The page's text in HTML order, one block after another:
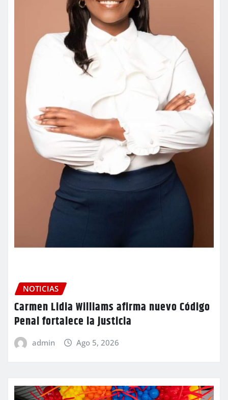
NOTICIAS
Carmen Lidia Williams afirma nuevo Código
Penal fortalece la justicia
admin Ago 5, 2026